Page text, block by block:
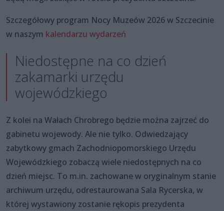
Szczegółowy program Nocy Muzeów 2026 w Szczecinie
w naszym kalendarzu wydarzeń
Niedostępne na co dzień
zakamarki urzędu
wojewódzkiego
Z kolei na Wałach Chrobrego będzie można zajrzeć do
gabinetu wojewody. Ale nie tylko. Odwiedzający
zabytkowy gmach Zachodniopomorskiego Urzędu
Wojewódzkiego zobaczą wiele niedostępnych na co
dzień miejsc. To m.in. zachowane w oryginalnym stanie
archiwum urzędu, odrestaurowana Sala Rycerska, w
której wystawiony zostanie rękopis prezydenta